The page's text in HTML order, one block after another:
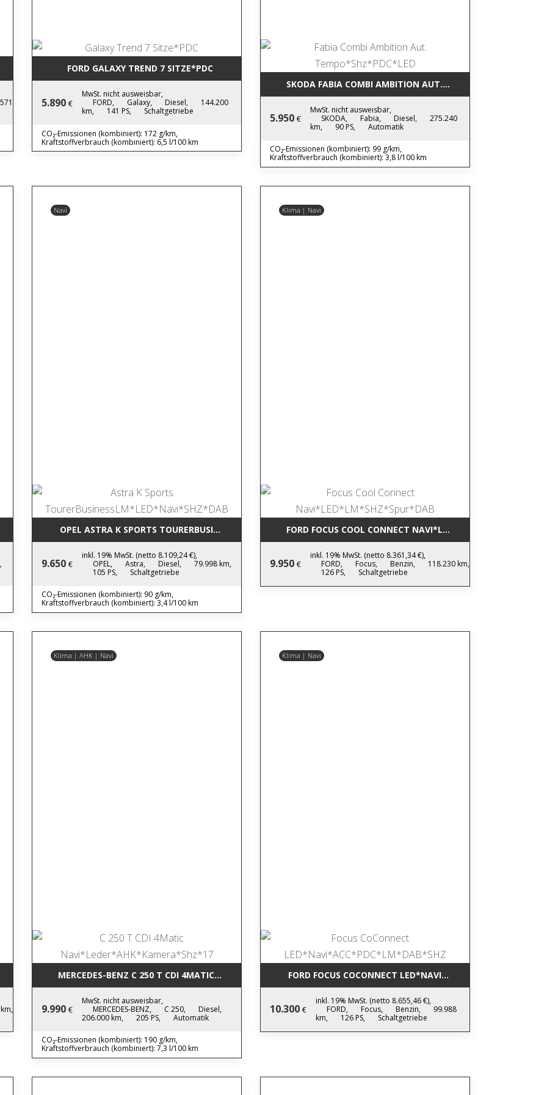
FORD GALAXY TREND 7 SITZE*PDC
5.890 €
MwSt. nicht ausweisbar,
FORD,
Galaxy, Diesel,
144.200
km,
141 PS, Schaltgetriebe
CO₂-Emissionen (kombiniert): 172 g/km,
Kraftstoffverbrauch (kombiniert): 6,5 l/100 km
SKODA FABIA COMBI AMBITION AUT. TEMPO*SHZ*PDC*LED
5.950 €
MwSt. nicht ausweisbar,
SKODA,
Fabia, Diesel,
275.240
km,
90 PS, Automatik
CO₂-Emissionen (kombiniert): 99 g/km,
Kraftstoffverbrauch (kombiniert): 3,8 l/100 km
BENZ GLK 220 CDI BLUEEFFI NAVI*LEDER*TEMP*SHZ*AHK*
Navi
OPEL ASTRA K SPORTS TOURERBUSINESSLM*LED*NAVI*SHZ*DAB
9.650 €
inkl. 19% MwSt. (netto 8.109,24 €),
OPEL,
Astra, Diesel,
79.998 km,
105 PS,
Schaltgetriebe
CO₂-Emissionen (kombiniert): 90 g/km,
Kraftstoffverbrauch (kombiniert): 3,4 l/100 km
Klima | Navi
FORD FOCUS COOL CONNECT NAVI*LED*LM*SHZ*SPUR*DAB
9.950 €
inkl. 19% MwSt. (netto 8.361,34 €),
FORD,
Focus, Benzin,
118.230 km,
126 PS,
Schaltgetriebe
Klima | AHK | Navi
MERCEDES-BENZ C 250 T CDI 4MATIC NAVI*LEDER*AHK*KAMERA*SHZ*17
9.990 €
MwSt. nicht ausweisbar,
MERCEDES-BENZ,
C 250,
Diesel,
206.000 km,
205 PS, Automatik
CO₂-Emissionen (kombiniert): 190 g/km,
Kraftstoffverbrauch (kombiniert): 7,3 l/100 km
Klima | Navi
FORD FOCUS COCONNECT LED*NAVI*ACC*PDC*LM*DAB*SHZ
10.300 €
inkl. 19% MwSt. (netto 8.655,46 €),
FORD,
Focus, Benzin,
99.988
km,
126 PS, Schaltgetriebe